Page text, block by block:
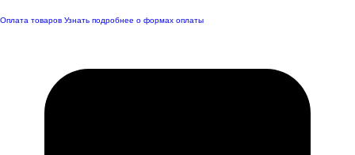
Оплата товаров Узнать подробнее о формах оплаты